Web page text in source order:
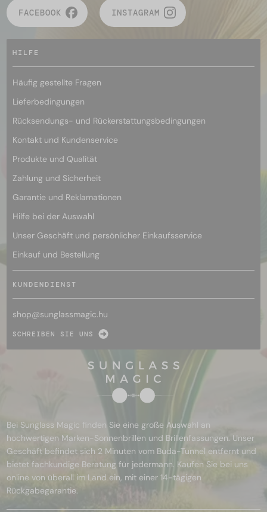
FACEBOOK INSTAGRAM
HILFE
Häufig gestellte Fragen
Lieferbedingungen
Rücksendungs- und Rückerstattungsbedingungen
Kontakt und Kundenservice
Produkte und Qualität
Zahlung und Sicherheit
Garantie und Reklamationen
Hilfe bei der Auswahl
Unser Geschäft und persönlicher Einkaufsservice
Einkauf und Bestellung
KUNDENDIENST
shop@sunglassmagic.hu
SCHREIBEN SIE UNS
Bei Sunglass Magic finden Sie eine große Auswahl an
hochwertigen Marken-Sonnenbrillen und Brillenfassungen. Unser
Geschäft befindet sich 2 Minuten vom Buda-Tunnel entfernt und
bietet fachkundige Beratung für jedermann. Kaufen Sie bei uns
online von überall im Land ein, mit einer 14-tägigen
Rückgabegarantie.